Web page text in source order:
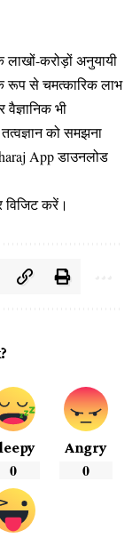
करोड़ों अनुयायी
रूप से चमत्कारिक लाभ
भी
को समझना
App डाउनलोड
करें।
0
Angry
0